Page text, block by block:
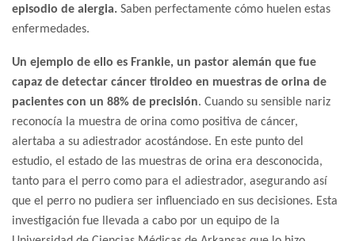
episodio de alergia. Saben perfectamente cómo huelen estas
enfermedades.
Un ejemplo de ello es Frankie, un pastor alemán que fue
capaz de detectar cáncer tiroideo en muestras de orina de
pacientes con un 88% de precisión. Cuando su sensible nariz
reconocía la muestra de orina como positiva de cáncer,
alertaba a su adiestrador acostándose. En este punto del
estudio, el estado de las muestras de orina era desconocida,
tanto para el perro como para el adiestrador, asegurando así
que el perro no pudiera ser influenciado en sus decisiones. Esta
investigación fue llevada a cabo por un equipo de la